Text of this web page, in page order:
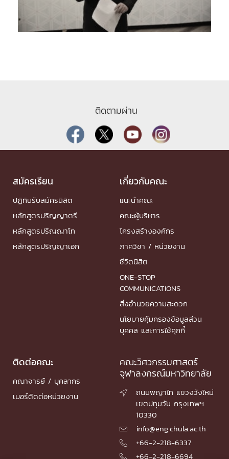
ติดตามผ่าน
สมัครเรียน
ปฏิทินรับสมัครนิสิต
หลักสูตรปริญญาตรี
หลักสูตรปริญญาโท
หลักสูตรปริญญาเอก
เกี่ยวกับคณะ
แนะนำคณะ
คณะผู้บริหาร
โครงสร้างองค์กร
ภาควิชา / หน่วยงาน
ชีวิตนิสิต
ONE-STOP
COMMUNICATIONS
สิ่งอำนวยความสะดวก
นโยบายคุ้มครองข้อมูลส่วน
บุคคล และการใช้คุกกี้
ติดต่อคณะ
คณาจารย์ / บุคลากร
เบอร์ติดต่อหน่วยงาน
คณะวิศวกรรมศาสตร์
จุฬาลงกรณ์มหาวิทยาลัย

ถนนพญาไท แขวงวังใหม่
เขตปทุมวัน กรุงเทพฯ
10330
 info@eng.chula.ac.th
 +66-2-218-6337
 +66-2-218-6694